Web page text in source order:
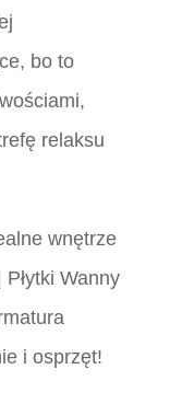
bo to
relaksu
wnętrze
Wanny
i osprzęt!